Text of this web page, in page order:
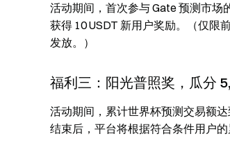
活动期间，首次参与 Gate 预测市场
获得 10 USDT 新用户奖励。（仅限
发放。）
福利三：阳光普照奖，瓜分
活动期间，累计世界杯预测交易额
结束后，平台将根据符合条件用户